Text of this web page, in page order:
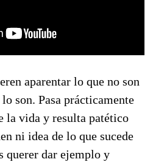
aparentar lo que no son
son. Pasa prácticamente
la vida y resulta patético
ni idea de lo que sucede
querer dar ejemplo y